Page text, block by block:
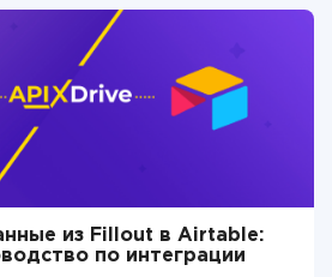
из Fillout в Airtable:
по интеграции